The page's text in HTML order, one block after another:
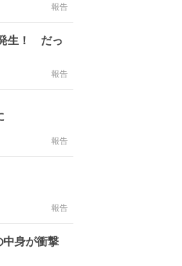
報告
生！ だっ
報告
報告
報告
身が衝撃